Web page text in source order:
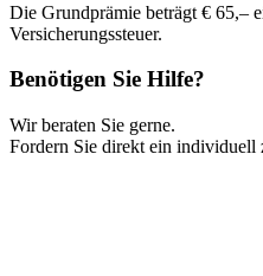
Die Grundprämie beträgt € 65,–
Versicherungssteuer.
Benötigen Sie Hilfe?
Wir beraten Sie gerne.
Fordern Sie direkt ein individuell